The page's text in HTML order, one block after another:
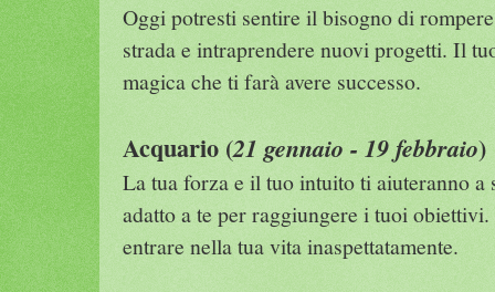
Oggi potresti sentire il bisogno di
strada e intraprendere nuovi progetti. Il
magica che ti farà avere successo.
Acquario (21 gennaio - 19 febbraio)
La tua forza e il tuo intuito ti aiuteranno
adatto a te per raggiungere i tuoi
entrare nella tua vita inaspettatamente.